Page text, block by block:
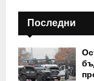
Последни